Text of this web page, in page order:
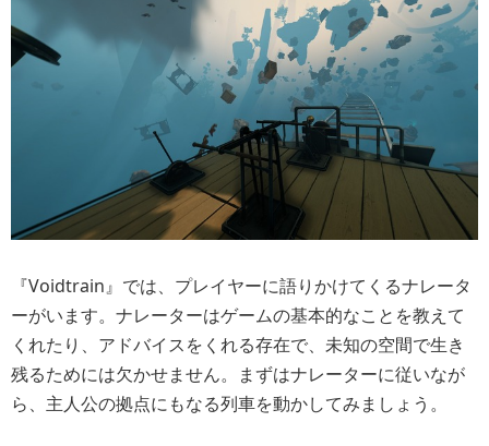
『Voidtrain』では、プレイヤーに語りかけてくるナレータ
ーがいます。ナレーターはゲームの基本的なことを教えて
くれたり、アドバイスをくれる存在で、未知の空間で生き
残るためには欠かせません。まずはナレーターに従いなが
ら、主人公の拠点にもなる列車を動かしてみましょう。